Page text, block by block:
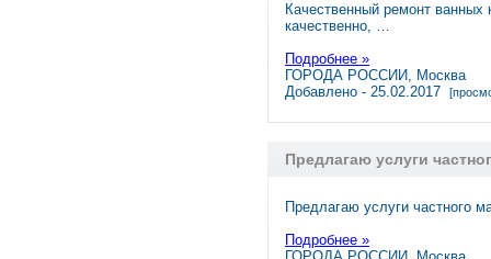
Качественный ремонт ванных
качественно, …
Подробнее »
ГОРОДА РОССИИ, Москва
Добавлено - 25.02.2017
Предлагаю услуги
Предлагаю услуги частного
Подробнее »